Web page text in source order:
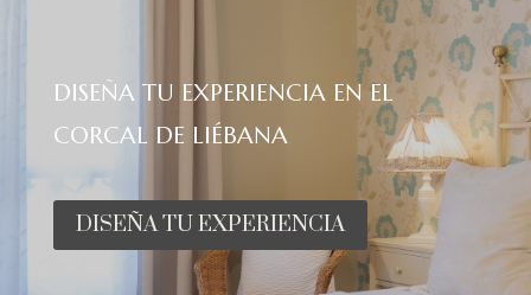
DISEÑA TU EXPERIENCIA EN EL
CORCAL DE LIÉBANA
DISEÑA TU EXPERIENCIA